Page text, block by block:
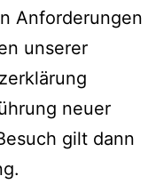
Anforderungen
unserer
neuer
gilt dann